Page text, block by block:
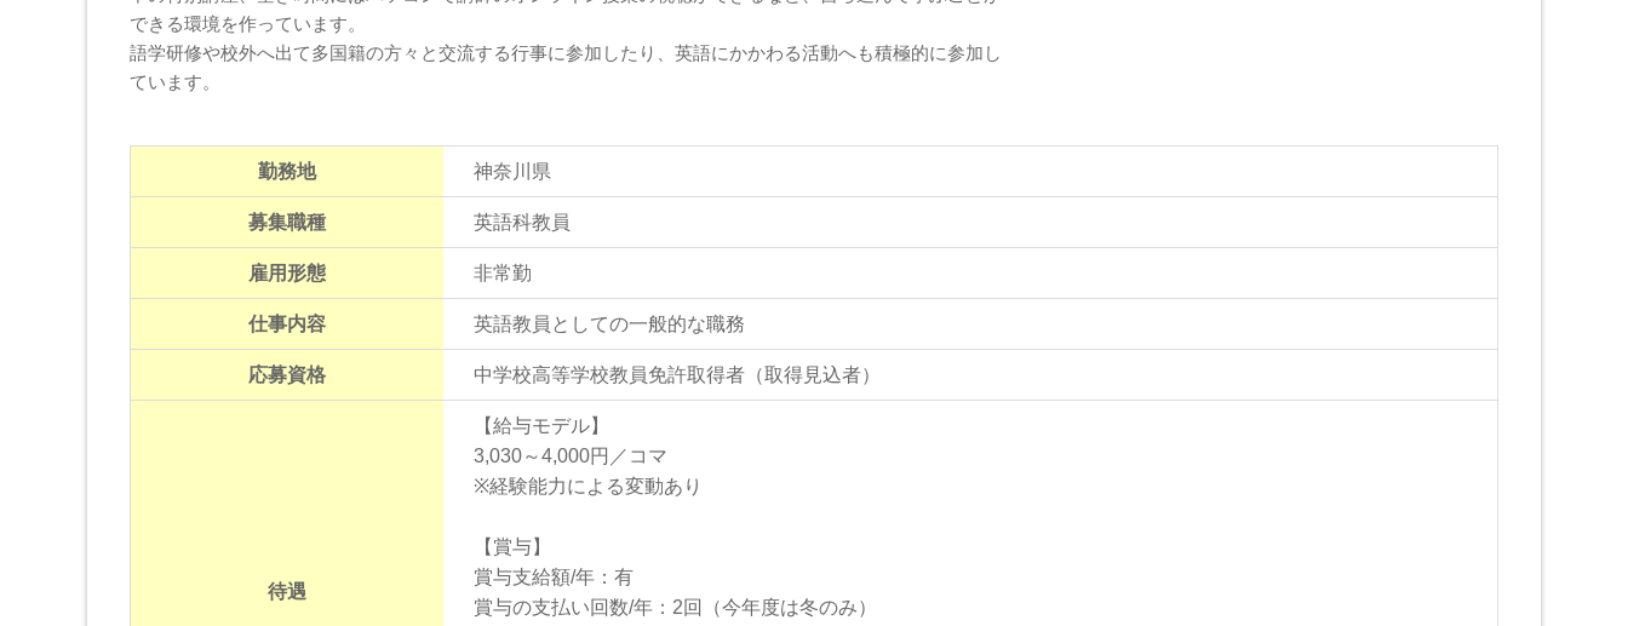
できる環境を作っています。
語学研修や校外へ出て多国籍の方々と交流する行事に参加したり、英語にかかわる活動へも積極的に参加し
ています。
勤務地 神奈川県
募集職種 英語科教員
雇用形態 非常勤
仕事内容 英語教員としての一般的な職務
応募資格 中学校高等学校教員免許取得者（取得見込者）
待遇
【給与モデル】
3,030～4,000円／コマ
※経験能力による変動あり
【賞与】
賞与支給額/年：有
賞与の支払い回数/年：2回（今年度は冬のみ）